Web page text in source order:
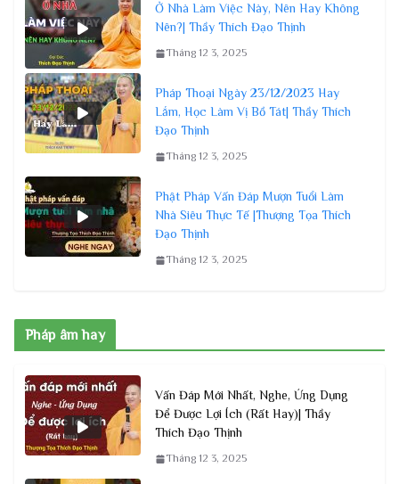
Ở Nhà Làm Việc Này, Nên Hay Không
Nên?| Thầy Thích Đạo Thịnh
Tháng 12 3, 2025
Pháp Thoại Ngày 23/12/2023 Hay
Lắm, Học Làm Vị Bồ Tát| Thầy Thích
Đạo Thịnh
Tháng 12 3, 2025
Phật Pháp Vấn Đáp Mượn Tuổi Làm
Nhà Siêu Thực Tế |Thượng Tọa Thích
Đạo Thịnh
Tháng 12 3, 2025
Pháp âm hay
Vấn Đáp Mới Nhất, Nghe, Ứng Dụng
Để Được Lợi Ích (Rất Hay)| Thầy
Thích Đạo Thịnh
Tháng 12 3, 2025